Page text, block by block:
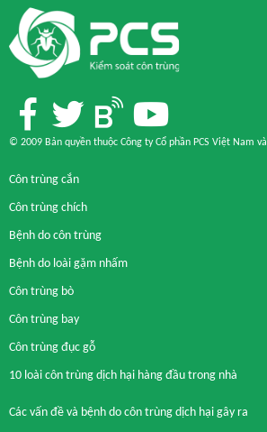
© 2009 Bản quyền thuộc Công ty Cổ phần PCS Việt Nam và
Côn trùng cắn
Côn trùng chích
Bệnh do côn trùng
Bệnh do loài gặm nhấm
Côn trùng bò
Côn trùng bay
Côn trùng đục gỗ
10 loài côn trùng dịch hại hàng đầu trong nhà
Các vấn đề và bệnh do côn trùng dịch hại gây ra